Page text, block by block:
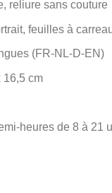
reliure sans couture
feuilles à
(FR-NL-D-EN)
16,5 cm
heures de 8 à 21